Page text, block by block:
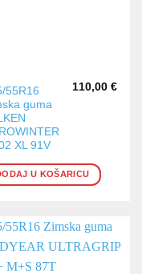
55R16
guma
XL 91V
110,00 €
U KOŠARICU